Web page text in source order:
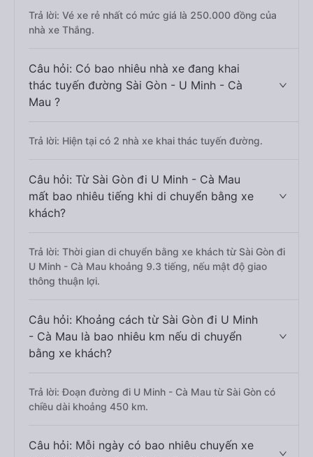
Trả lời: Vé xe rẻ nhất có mức giá là 250.000 đồng của
nhà xe Thắng.
Câu hỏi: Có bao nhiêu nhà xe đang khai
thác tuyến đường Sài Gòn - U Minh - Cà
Mau ?
Trả lời: Hiện tại có 2 nhà xe khai thác tuyến đường.
Câu hỏi: Từ Sài Gòn đi U Minh - Cà Mau
mất bao nhiêu tiếng khi di chuyển bằng xe
khách?
Trả lời: Thời gian di chuyển bằng xe khách từ Sài Gòn đi
U Minh - Cà Mau khoảng 9.3 tiếng, nếu mật độ giao
thông thuận lợi.
Câu hỏi: Khoảng cách từ Sài Gòn đi U Minh
- Cà Mau là bao nhiêu km nếu di chuyển
bằng xe khách?
Trả lời: Đoạn đường đi U Minh - Cà Mau từ Sài Gòn có
chiều dài khoảng 450 km.
Câu hỏi: Mỗi ngày có bao nhiêu chuyến xe